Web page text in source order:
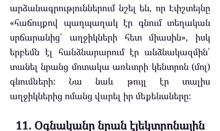
արձանագրություններում նշել են, որ Էփշտեյնը
«հաճույքով պաղպաղակ էր գնում տեղական
սրճարանից՝ աղջիկների հետ միասին», իսկ
երբեմն էլ հանձնարարում էր անձնակազմին՝
տանել նրանց մոտակա առևտրի կենտրոն (մոլ)
գնումների: Նա նաև թույլ էր տալիս
աղջիկներից ոմանց վարել իր մեքենաները:
11. Օգնականը նրան էլեկտրոնային